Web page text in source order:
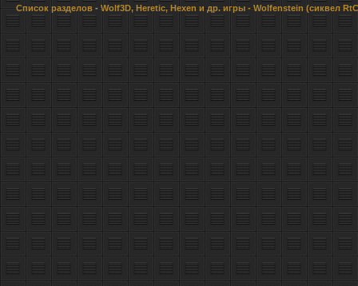
Список разделов - Wolf3D, Heretic, Hexen и др. игры - Wolfenstein (сиквел